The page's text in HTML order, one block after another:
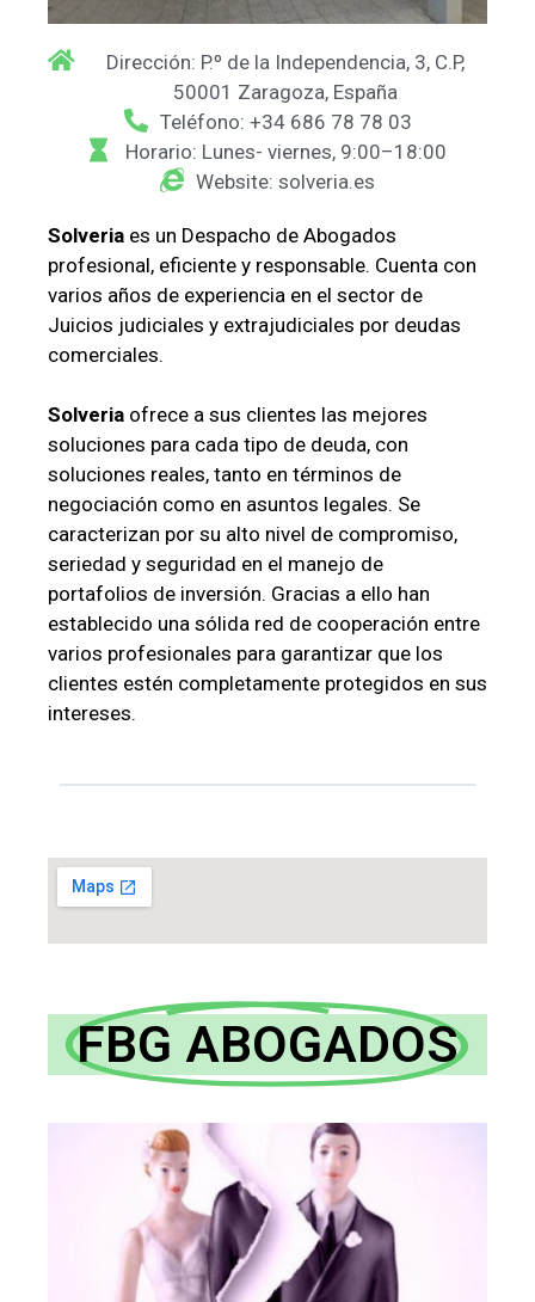
Dirección: P.º de la Independencia, 3, C.P,
50001 Zaragoza, España
Teléfono: +34 686 78 78 03
Horario: Lunes- viernes, 9:00–18:00
Website: solveria.es
Solveria es un Despacho de Abogados
profesional, eficiente y responsable. Cuenta con
varios años de experiencia en el sector de
Juicios judiciales y extrajudiciales por deudas
comerciales.
Solveria ofrece a sus clientes las mejores
soluciones para cada tipo de deuda, con
soluciones reales, tanto en términos de
negociación como en asuntos legales. Se
caracterizan por su alto nivel de compromiso,
seriedad y seguridad en el manejo de
portafolios de inversión. Gracias a ello han
establecido una sólida red de cooperación entre
varios profesionales para garantizar que los
clientes estén completamente protegidos en sus
intereses.
FBG ABOGADOS